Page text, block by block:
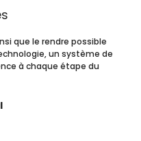
que le rendre possible
un système de
à chaque étape du